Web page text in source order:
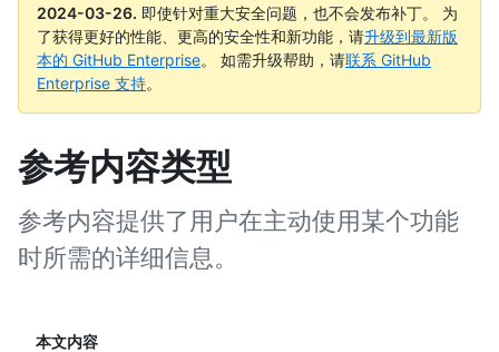
2024-03-26. 即使针对重大安全问题，也不会发布补丁。 为
了获得更好的性能、更高的安全性和新功能，请升级到最新版
本的 GitHub Enterprise。 如需升级帮助，请联系 GitHub
Enterprise 支持。
参考内容类型
参考内容提供了用户在主动使用某个功能
时所需的详细信息。
本文内容